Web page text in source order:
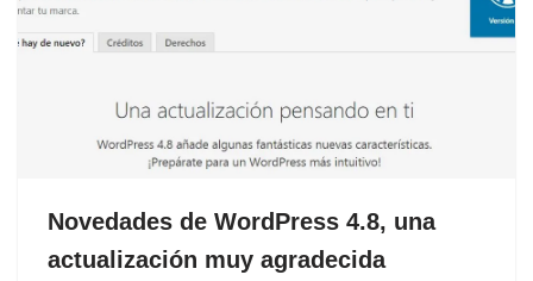
Novedades de WordPress 4.8, una
actualización muy agradecida